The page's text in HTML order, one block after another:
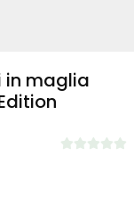
in maglia